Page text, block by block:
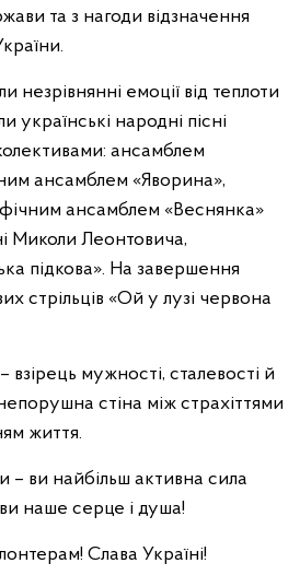
та з нагоди відзначення
незрівнянні емоції від теплоти
українські народні пісні
ансамблем
ансамблем «Яворина»,
ансамблем «Веснянка»
Миколи Леонтовича,
підкова». На завершення
стрільців «Ой у лузі червона
взірець мужності, сталевості й
стіна між страхіттями
життя.
– ви найбільш активна сила
наше серце і душа!
Слава Україні!